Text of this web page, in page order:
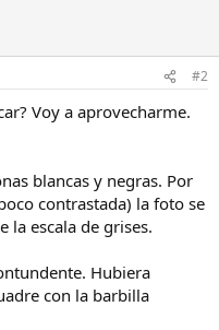
#2
Voy a aprovecharme.
blancas y negras. Por
contrastada) la foto se
la escala de grises.
Hubiera
con la barbilla